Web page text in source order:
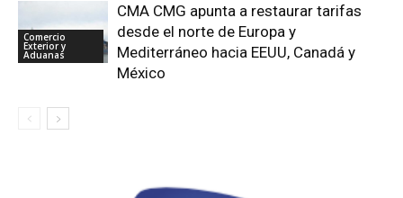
Comercio
Exterior y
Aduanas
CMA CMG apunta a restaurar tarifas
desde el norte de Europa y
Mediterráneo hacia EEUU, Canadá y
México